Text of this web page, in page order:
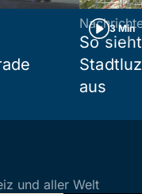
3 Min
So
aus
und aller Welt